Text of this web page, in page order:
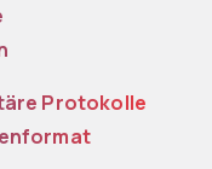
Protokolle